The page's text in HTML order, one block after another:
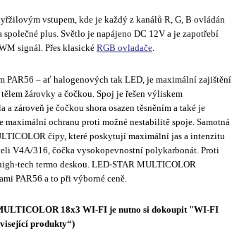
vstupem, kde je každý z kanálů R, G, B ovládán
společné plus. Světlo je napájeno DC 12V a je zapotřebí
signál. Přes klasické RGB ovladače.
PAR56 – ať halogenových tak LED, je maximální zajištění
žárovky a čočkou. Spoj je řešen výliskem
zároveň je čočkou shora osazen těsněním a také je
ochranu proti možné nestabilitě spoje. Samotná
čipy, které poskytují maximální jas a intenzitu
V4A/316, čočka vysokopevnostní polykarbonát. Proti
tech termo deskou. LED-STAR MULTICOLOR
PAR56 a to při výborné ceně.
18x3 WI-FI je nutno si dokoupit "WI-FI
produkty“)